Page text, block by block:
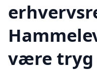
være tryg